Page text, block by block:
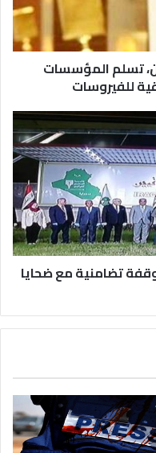
تسلم المؤسسات
للفيروسات
تضامنية مع ضحايا